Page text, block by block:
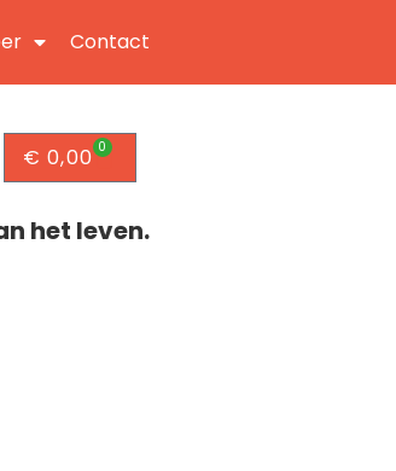
Contact
€ 0,00 0
het leven.